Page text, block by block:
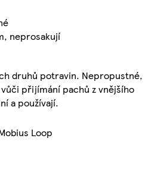
neprosakují
druhů potravin. Nepropustné,
přijímání pachů z vnějšího
a používají.
Loop